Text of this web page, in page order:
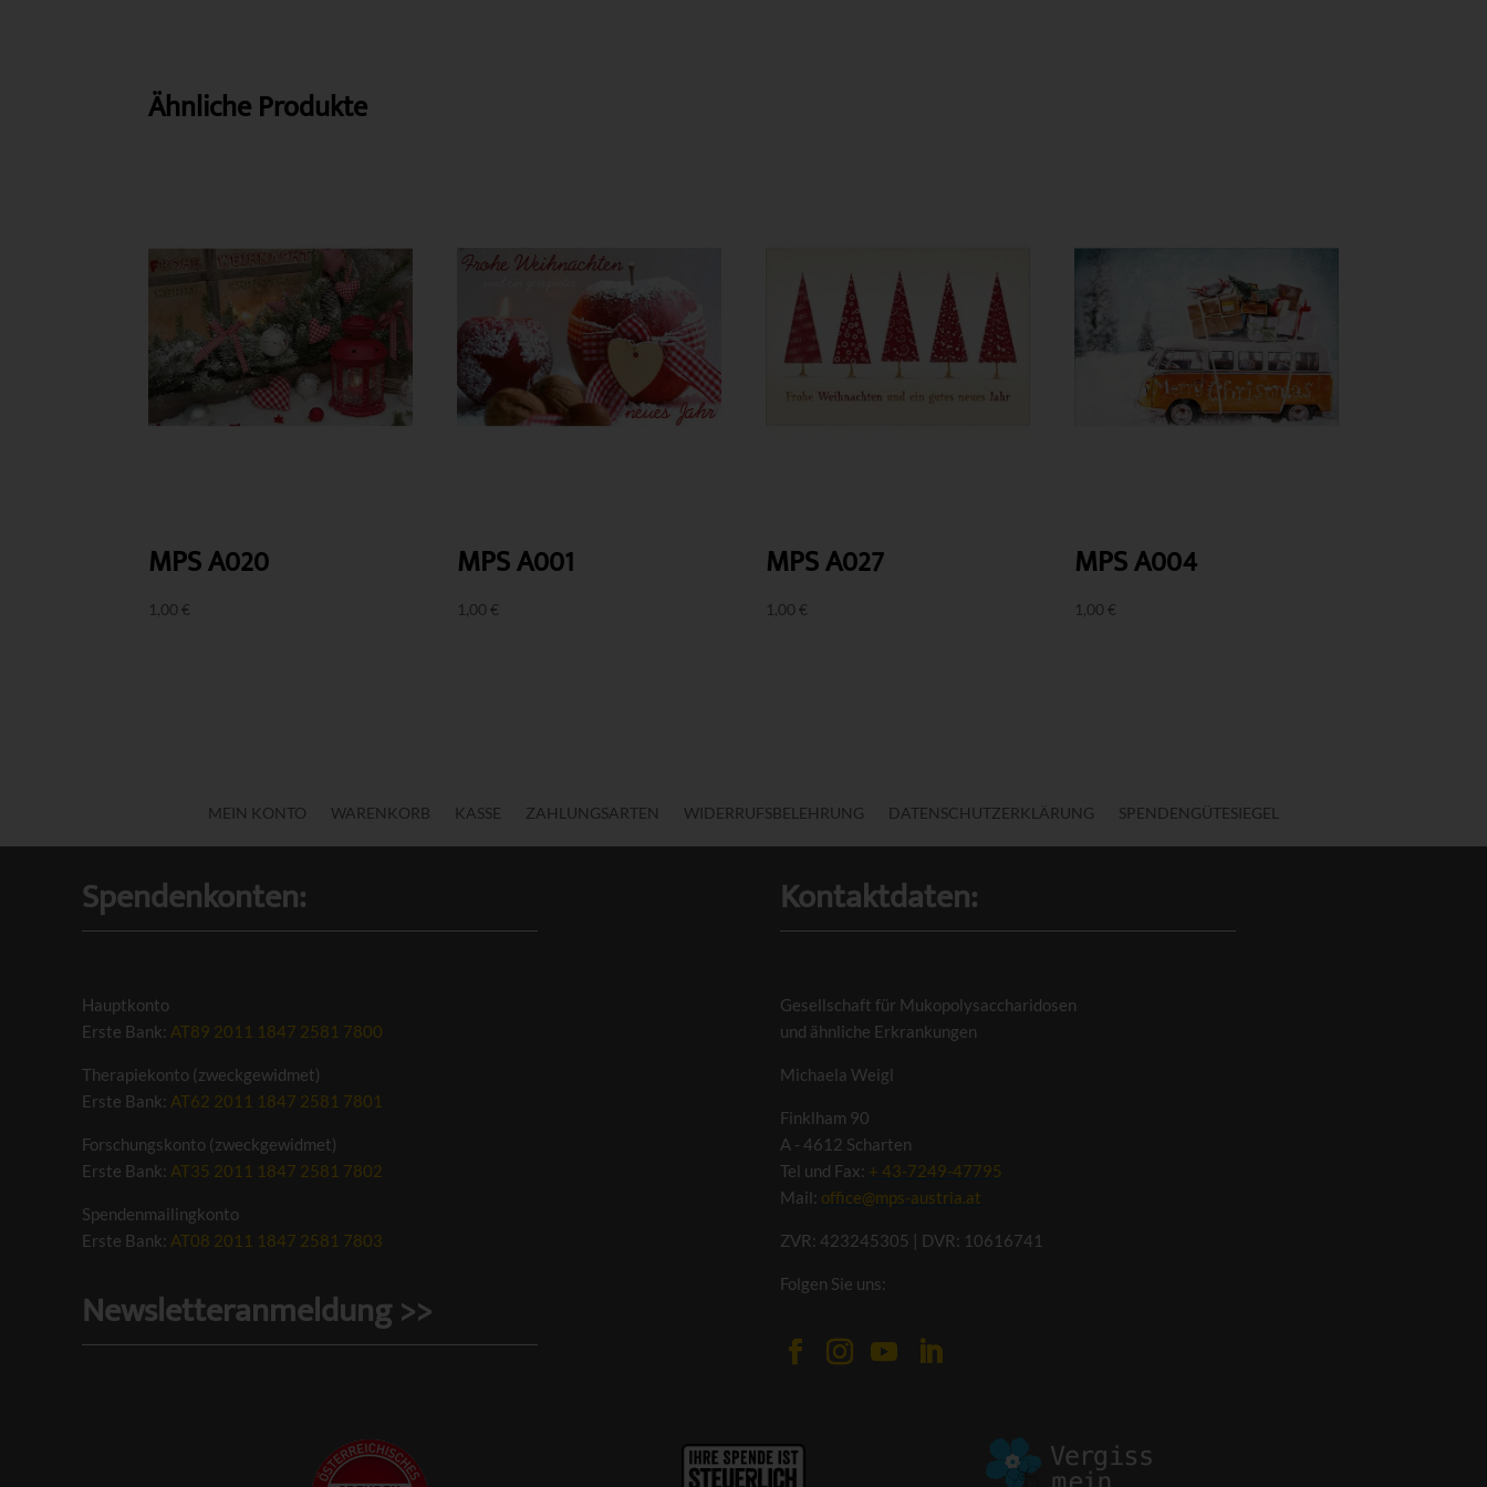
Ähnliche Produkte
MPS A020
1,00 €
MPS A001
1,00 €
MPS A027
1,00 €
MPS A004
1,00 €
MEIN KONTO WARENKORB KASSE ZAHLUNGSARTEN WIDERRUFSBELEHRUNG DATENSCHUTZERKLÄRUNG SPENDENGÜTESIEGEL
Spendenkonten:
Hauptkonto
Erste Bank: AT89 2011 1847 2581 7800
Therapiekonto (zweckgewidmet)
Erste Bank: AT62 2011 1847 2581 7801
Forschungskonto (zweckgewidmet)
Erste Bank: AT35 2011 1847 2581 7802
Spendenmailingkonto
Erste Bank: AT08 2011 1847 2581 7803
Newsletteranmeldung >>
Kontaktdaten:
Gesellschaft für Mukopolysaccharidosen
und ähnliche Erkrankungen
Michaela Weigl
Finklham 90
A - 4612 Scharten
Tel und Fax: + 43-7249-47795
Mail: office@mps-austria.at
ZVR: 423245305 | DVR: 10616741
Folgen Sie uns: